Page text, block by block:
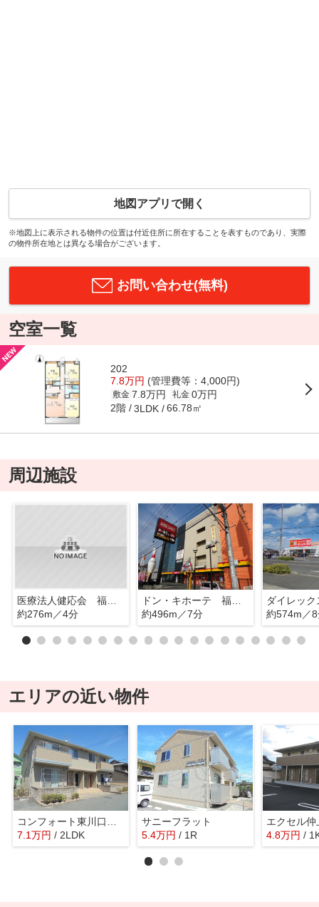
地図アプリで開く
※地図上に表示される物件の位置は付近住所に所在することを表すものであり、実際
の物件所在地とは異なる場合がございます。
お問い合わせ(無料)
空室一覧
202
7.8万円 (管理費等：4,000円)
敷金 7.8万円 礼金 0万円
2階 3LDK 66.78㎡
周辺施設
医療法人健応会 福山リハビリテーション病院
約276m／4分
ドン・キホーテ 福山店
約496m／7分
ダイレッ
約574m／
エリアの近い物件
コンフォート東川口 A棟
7.1万円 / 2LDK
サニーフラット
5.4万円 / 1R
エクセル仲
4.8万円 /